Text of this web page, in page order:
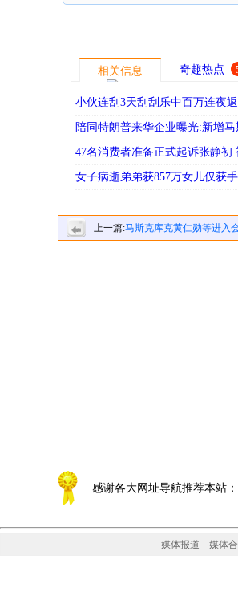
相关信息 奇趣热点
小伙连刮3天刮刮乐中百万连夜
陪同特朗普来华企业曝光:新增
47名消费者准备正式起诉张静
女子病逝弟弟获857万女儿仅获
上一篇:马斯克库克黄仁勋等进入
感谢各大网址导航推荐本站：
媒体报道 媒体